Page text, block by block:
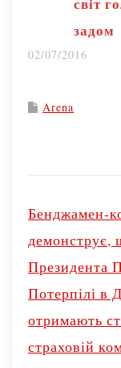
задом
02/07/2016
Arena
o
t
n
a
v
i
Бенджамен-
демонструє,
Президента
Потерпілі в
отримають
страховій